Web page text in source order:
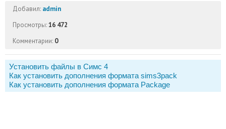
Добавил: admin
Просмотры:16 472
Комментарии: 0
Установить файлы в Симс 4
Как установить дополнения формата sims3pack
Как установить дополнения формата Package